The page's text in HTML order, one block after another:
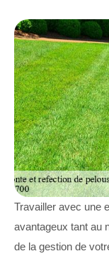
Travailler avec une
avantageux tant au
de la gestion de